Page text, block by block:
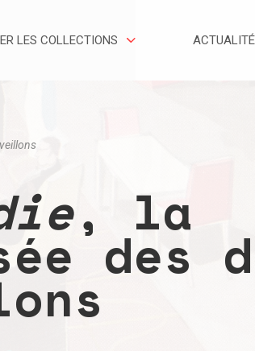
LES COLLECTIONS
, la
des